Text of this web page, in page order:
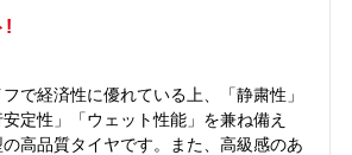
!
で経済性に優れている上、「静粛性」
安定性」「ウェット性能」を兼ね備え
高品質タイヤです。また、高級感のあ